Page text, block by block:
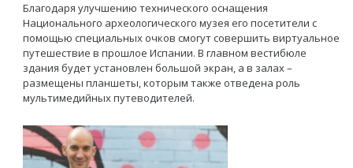
Благодаря улучшению технического оснащения
Национального археологического музея его посетители с
помощью специальных очков смогут совершить виртуальное
путешествие в прошлое Испании. В главном вестибюле
здания будет установлен большой экран, а в залах –
размещены планшеты, которым также отведена роль
мультимедийных путеводителей.